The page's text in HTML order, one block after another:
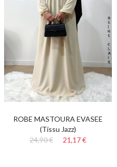
ROBE MASTOURA EVASEE
(tissu Jazz)
24,90 €
21,17 €